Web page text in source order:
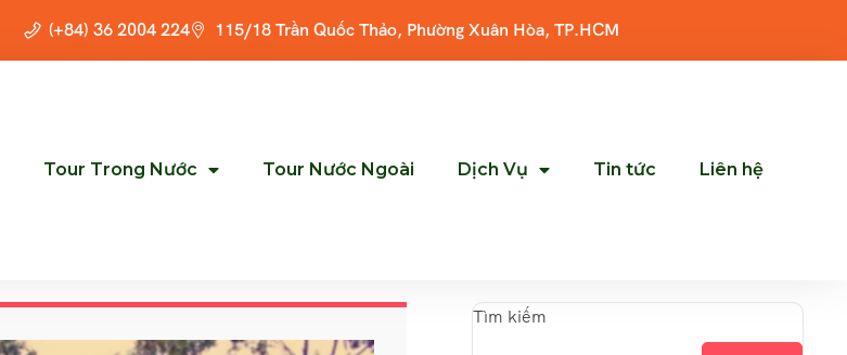
(+84) 36 2004 224 115/18 Trần Quốc Thảo, Phường Xuân Hòa, TP.HCM
Tour Trong Nước Tour Nước Ngoài Dịch Vụ Tin tức Liên hệ
Tìm kiếm